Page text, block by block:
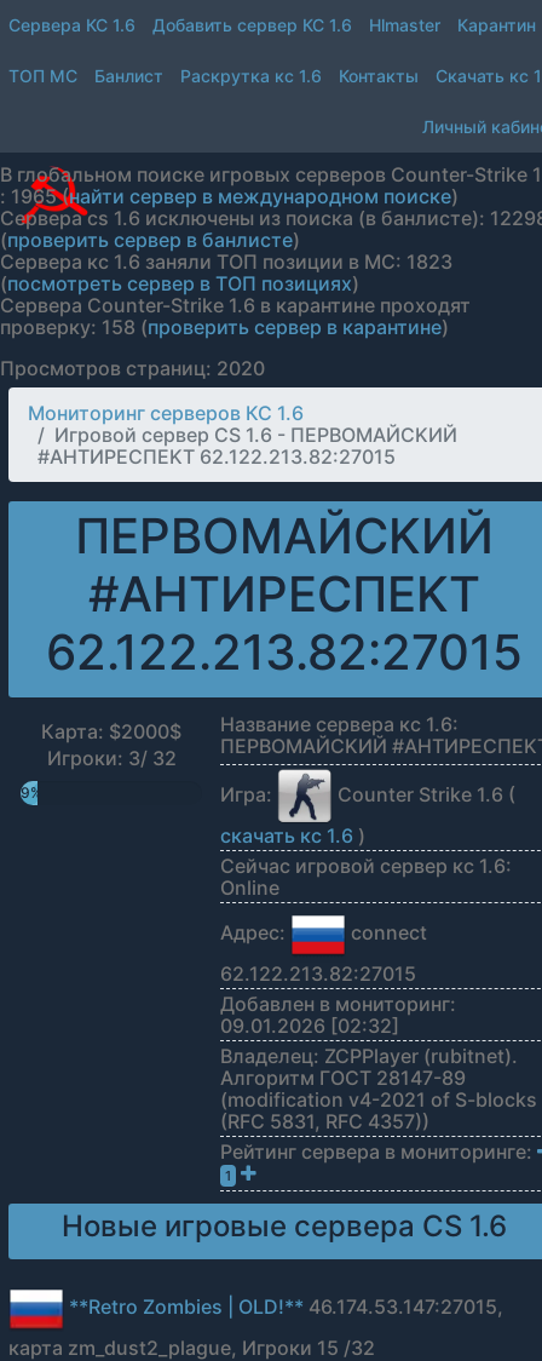
Сервера КС 1.6 Добавить сервер КС 1.6 Hlmaster Карантин
ТОП МС Банлист Раскрутка кс 1.6 Контакты Скачать кс
Личный
В глобальном поиске игровых серверов Counter-Strike
: 1965 (найти сервер в международном поиске)
Сервера cs 1.6 исключены из поиска (в банлисте):
(проверить сервер в банлисте)
Сервера кс 1.6 заняли ТОП позиции в МС: 1823
(посмотреть сервер в ТОП позициях)
Сервера Counter-Strike 1.6 в карантине проходят
проверку: 158 (проверить сервер в карантине)
Просмотров страниц: 2020
Мониторинг серверов КС 1.6
Игровой сервер CS 1.6 - ПEPBOMAЙCKИЙ
#AHTИPECПEKT 62.122.213.82:27015
ПEPBOMAЙCKИЙ
#AHTИPECПEKT
62.122.213.82:27015
Карта: $2000$
Игроки: 3/ 32
9%
Название сервера кс 1.6:
ПEPBOMAЙCKИЙ
Игра:
Counter Strike 1.6 (
скачать кс 1.6 )
Сейчас игровой сервер кс 1.6:
Online
Адрес:
connect
62.122.213.82:27015
Добавлен в мониторинг:
09.01.2026 [02:32]
Владелец: ZCPPlayer (rubitnet).
Алгоритм ГОСТ 28147-89
(modification v4-2021 of S-blocks
(RFC 5831, RFC 4357))
Рейтинг сервера в мониторинге:
1
Новые игровые сервера CS 1.6
**Retro Zombies | OLD!** 46.174.53.147:27015,
карта zm_dust2_plague, Игроки 15 /32